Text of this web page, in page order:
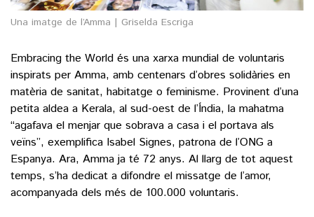
Una imatge de l’Amma | Griselda Escriga
Embracing the World és una xarxa mundial de voluntaris
inspirats per Amma, amb centenars d’obres solidàries en
matèria de sanitat, habitatge o feminisme. Provinent d’una
petita aldea a Kerala, al sud-oest de l’Índia, la mahatma
“agafava el menjar que sobrava a casa i el portava als
veïns”, exemplifica Isabel Signes, patrona de l’ONG a
Espanya. Ara, Amma ja té 72 anys. Al llarg de tot aquest
temps, s’ha dedicat a difondre el missatge de l’amor,
acompanyada dels més de 100.000 voluntaris.